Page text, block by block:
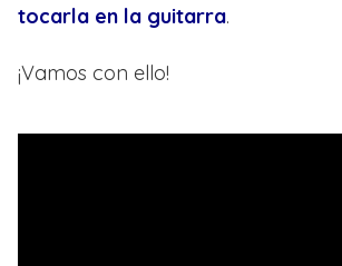
tocarla en la guitarra.
¡Vamos con ello!